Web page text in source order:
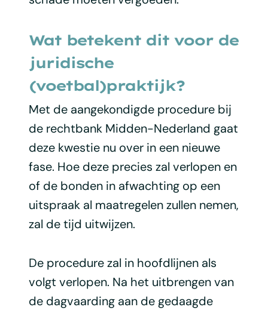
Wat betekent dit voor de
juridische
(voetbal)praktijk?
Met de aangekondigde procedure bij
de rechtbank Midden-Nederland gaat
deze kwestie nu over in een nieuwe
fase. Hoe deze precies zal verlopen en
of de bonden in afwachting op een
uitspraak al maatregelen zullen nemen,
zal de tijd uitwijzen.
De procedure zal in hoofdlijnen als
volgt verlopen. Na het uitbrengen van
de dagvaarding aan de gedaagde